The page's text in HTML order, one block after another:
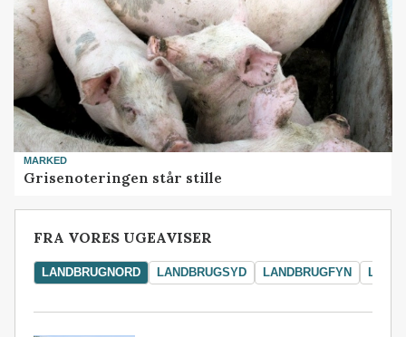
MARKED
Grisenoteringen står stille
FRA VORES UGEAVISER
LANDBRUGNORD LANDBRUGSYD LANDBRUGFYN